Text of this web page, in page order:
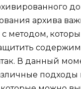
архива
методом,
В данный
подходы